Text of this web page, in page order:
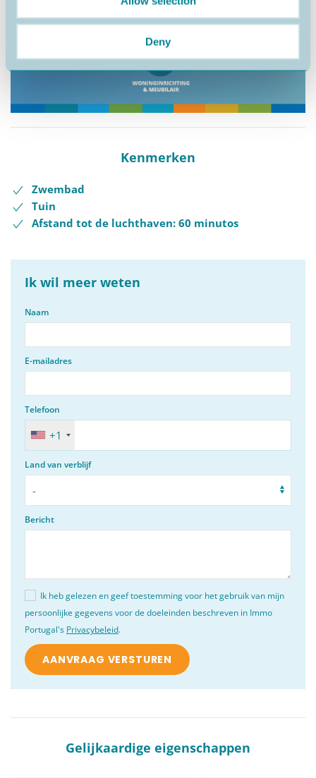
Deny
Kenmerken
Zwembad
Tuin
Afstand tot de luchthaven: 60 minutos
Ik wil meer weten
Naam
E-mailadres
Telefoon
+1
Land van verblijf
Bericht
Ik heb gelezen en geef toestemming voor het gebruik van mijn
persoonlijke gegevens voor de doeleinden beschreven in Immo
Portugal's Privacybeleid.
Gelijkaardige eigenschappen